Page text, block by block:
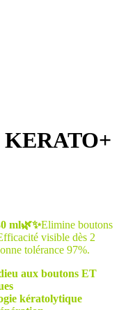
ml🌿✨Elimine boutons
visible dès 2
tolérance 97%.
aux boutons ET
kératolytique